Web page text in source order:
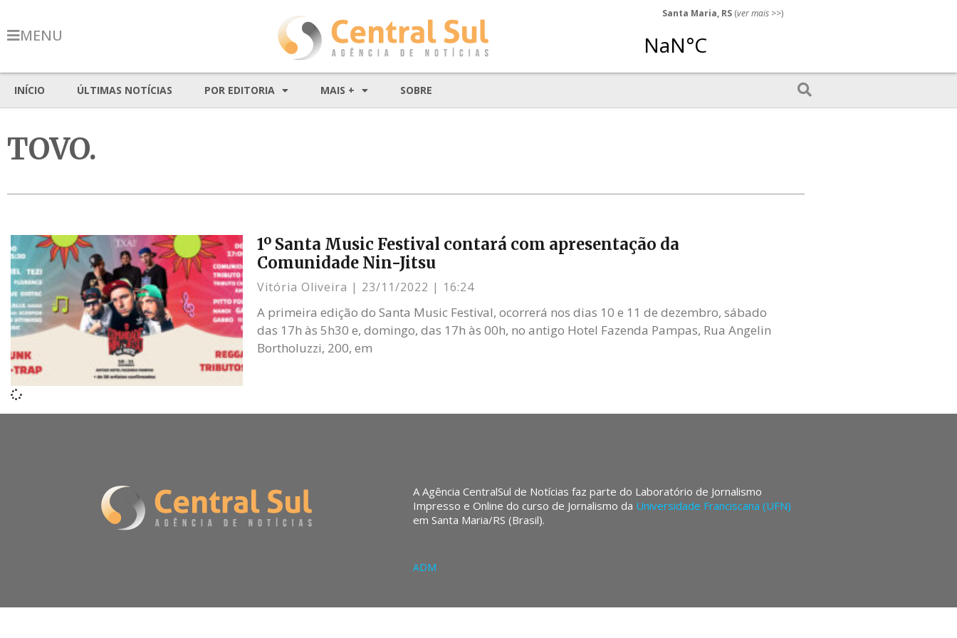
MENU
Santa Maria, RS (ver mais >>)
INÍCIO ÚLTIMAS NOTÍCIAS POR EDITORIA MAIS + SOBRE
TOVO.
1º Santa Music Festival contará com apresentação da
Comunidade Nin-Jitsu
Vitória Oliveira 23/11/2022 16:24
A primeira edição do Santa Music Festival, ocorrerá nos dias 10 e 11 de dezembro, sábado
das 17h às 5h30 e, domingo, das 17h às 00h, no antigo Hotel Fazenda Pampas, Rua Angelin
Bortholuzzi, 200, em
A Agência CentralSul de Notícias faz parte do Laboratório de Jornalismo
Impresso e Online do curso de Jornalismo da Universidade Franciscana (UFN)
em Santa Maria/RS (Brasil).
ADM